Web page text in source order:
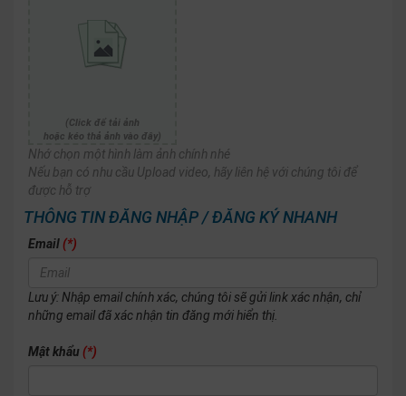
(Click để tải ảnh
hoặc kéo thả ảnh vào đây)
Nhớ chọn một hình làm ảnh chính nhé
Nếu bạn có nhu cầu Upload video, hãy liên hệ với chúng tôi để
được hỗ trợ
THÔNG TIN ĐĂNG NHẬP / ĐĂNG KÝ NHANH
Email (*)
Lưu ý: Nhập email chính xác, chúng tôi sẽ gửi link xác nhận, chỉ
những email đã xác nhận tin đăng mới hiển thị.
Mật khẩu (*)